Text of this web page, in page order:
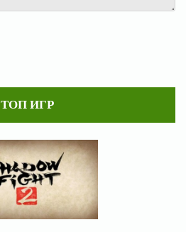
ТОП ИГР